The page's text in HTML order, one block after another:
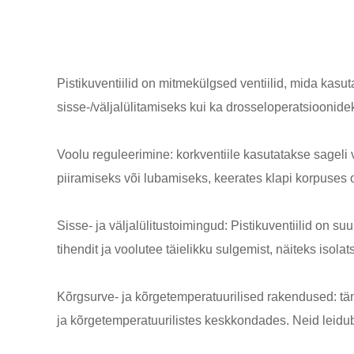
Pistikuventiilid on mitmekülgsed ventiilid, mida
sisse-/väljalülitamiseks kui ka
Voolu reguleerimine: korkventiile kasutatakse
piiramiseks või lubamiseks, keerates klapi korpuses
Sisse- ja väljalülitustoimingud: Pistikuventiilid on
tihendit ja voolutee täielikku sulgemist, näiteks
Kõrgsurve- ja kõrgetemperatuurilised rakendused:
ja kõrgetemperatuurilistes keskkondades. Neid